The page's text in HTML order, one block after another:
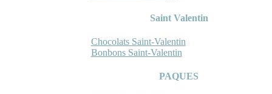
Saint Valentin
Chocolats Saint-Valentin
Bonbons Saint-Valentin
PAQUES